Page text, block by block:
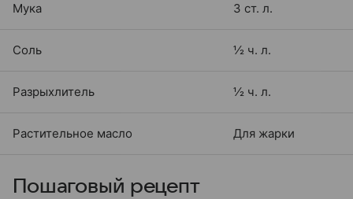
Мука 3 ст. л.
Соль ½ ч. л.
Разрыхлитель ½ ч. л.
Растительное масло Для жарки
Пошаговый рецепт